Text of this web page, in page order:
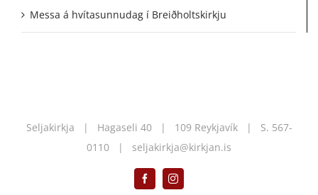
Messa á hvítasunnudag í Breiðholtskirkju
Seljakirkja | Hagaseli 40 | 109 Reykjavík | S. 567-
0110 | seljakirkja@kirkjan.is
FacebookInstagram